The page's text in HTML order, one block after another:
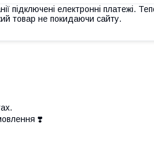
підключені електронні платежі.
товар не покидаючи сайту.
❣️